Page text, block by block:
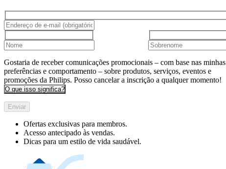
Gostaria de receber comunicações promocionais – com base nas minhas
preferências e comportamento – sobre produtos, serviços, eventos e
promoções da Philips. Posso cancelar a inscrição a qualquer momento!
O que isso significa?
Enviar
Ofertas exclusivas para membros.
Acesso antecipado às vendas.
Dicas para um estilo de vida saudável.